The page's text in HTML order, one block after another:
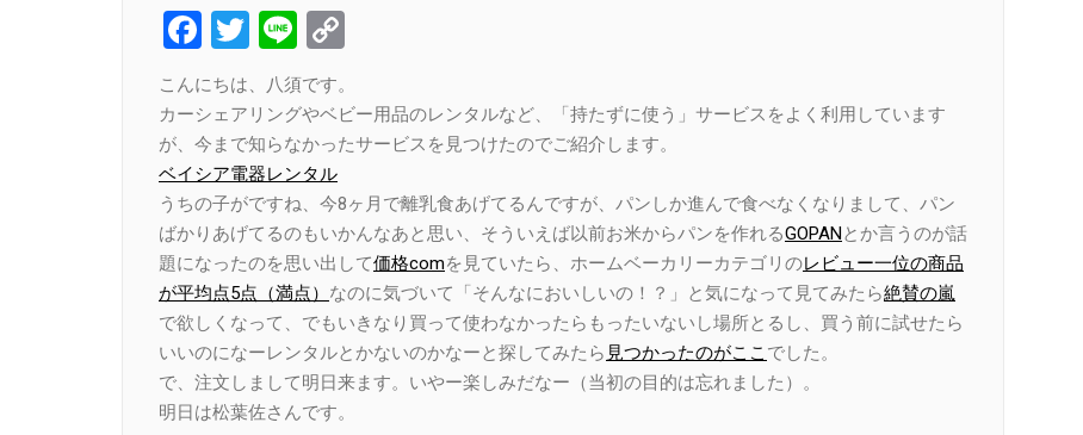
Facebook
Twitter
Line
こんにちは、八須です。
カーシェアリングやベビー用品のレンタルなど、「持たずに使う」サービスをよく利用しています
が、今まで知らなかったサービスを見つけたのでご紹介します。
ベイシア電器レンタル
うちの子がですね、今8ヶ月で離乳食あげてるんですが、パンしか進んで食べなくなりまして、パン
ばかりあげてるのもいかんなあと思い、そういえば以前お米からパンを作れるGOPANとか言うのが話
題になったのを思い出して価格comを見ていたら、ホームベーカリーカテゴリのレビュー一位の商品
が平均点5点（満点） なのに気づいて「そんなにおいしいの！？」と気になって見てみたら絶賛の嵐
で欲しくなって、でもいきなり買って使わなかったらもったいないし場所とるし、買う前に試せたら
いいのになーレンタルとかないのかなーと探してみたら 見つかったのがここ でした。
で、注文しまして明日来ます。いやー楽しみだなー（当初の目的は忘れました）。
明日は松葉佐さんです。